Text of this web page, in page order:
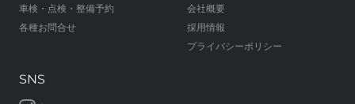
車検・点検・整備予約
各種お問合せ
会社概要
採用情報
プライバシーポリシー
SNS